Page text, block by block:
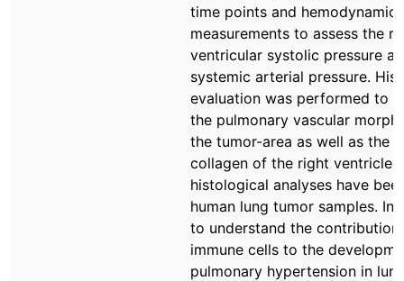
time points and hemodynamic
measurements to assess the
ventricular systolic pressure
systemic arterial pressure.
evaluation was performed to
the pulmonary vascular
the tumor-area as well as the
collagen of the right ventricle.
histological analyses have
human lung tumor samples. In
to understand the contribution
immune cells to the
pulmonary hypertension in